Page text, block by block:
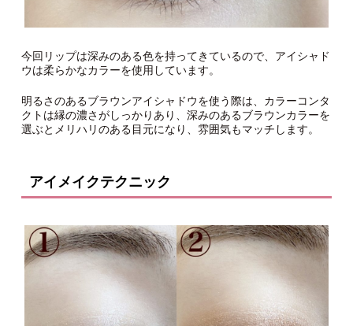
今回リップは深みのある色を持ってきているので、アイシャド
ウは柔らかなカラーを使用しています。
明るさのあるブラウンアイシャドウを使う際は、カラーコンタ
クトは縁の濃さがしっかりあり、深みのあるブラウンカラーを
選ぶとメリハリのある目元になり、雰囲気もマッチします。
アイメイクテクニック